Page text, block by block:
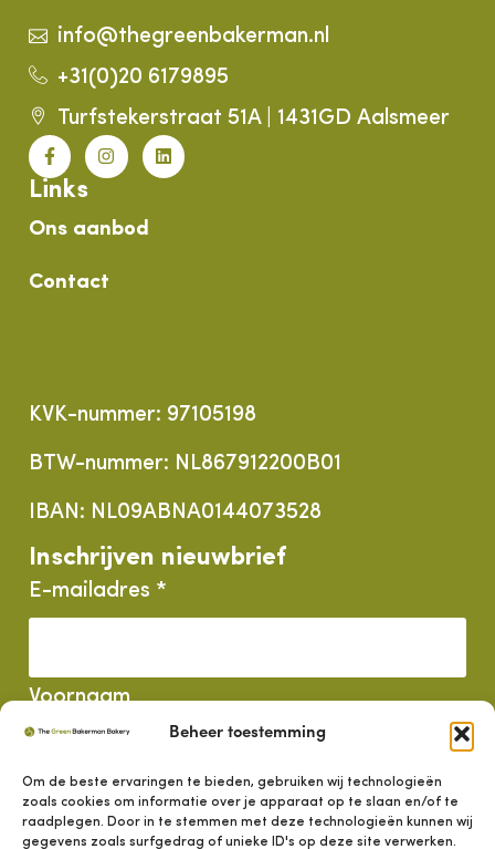
Beheer toestemming
Om de beste ervaringen te bieden, gebruiken wij technologieën
zoals cookies om informatie over je apparaat op te slaan en/of te
raadplegen. Door in te stemmen met deze technologieën kunnen wij
gegevens zoals surfgedrag of unieke ID's op deze site verwerken.
info@thegreenbakerman.nl
+31(0)20 6179895
Turfstekerstraat 51A | 1431GD Aalsmeer
Links
Ons aanbod
Contact
KVK-nummer: 97105198
BTW-nummer: NL867912200B01
IBAN: NL09ABNA0144073528
Inschrijven nieuwbrief
E-mailadres *
Voornaam
Achternaam